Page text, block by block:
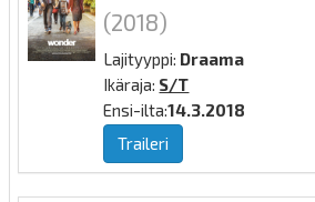
(2018)
Lajityyppi: Draama
Ikäraja: S/T
Ensi-ilta:14.3.2018
Traileri